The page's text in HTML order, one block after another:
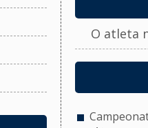
O atleta